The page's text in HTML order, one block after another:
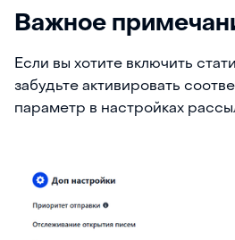
Важное
Если вы хотите включить
забудьте активировать
параметр в настройках